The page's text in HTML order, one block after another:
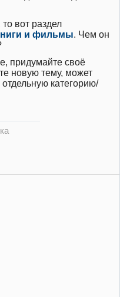
то вот раздел
и фильмы. Чем он
придумайте своё
новую тему, может
категорию/